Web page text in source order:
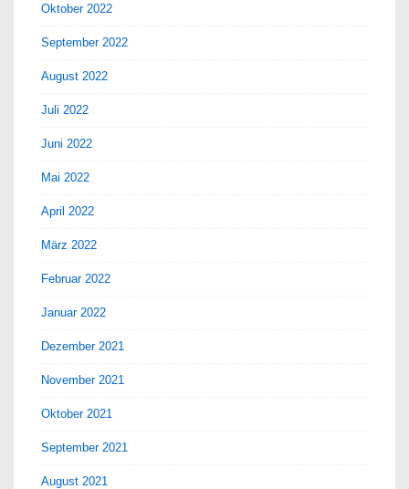
Oktober 2022
September 2022
August 2022
Juli 2022
Juni 2022
Mai 2022
April 2022
März 2022
Februar 2022
Januar 2022
Dezember 2021
November 2021
Oktober 2021
September 2021
August 2021